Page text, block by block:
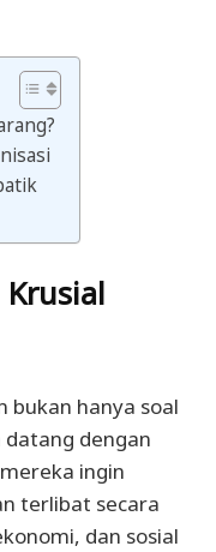
bukan hanya soal
dengan
ingin
terlibat secara
dan sosial